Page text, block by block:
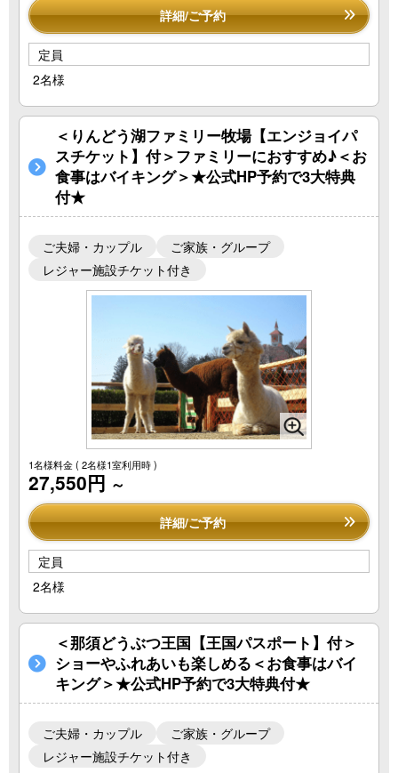
詳細/ご予約
定員
2名様
＜りんどう湖ファミリー牧場【エンジョイパ
スチケット】付＞ファミリーにおすすめ♪＜お
食事はバイキング＞★公式HP予約で3大特典
付★
ご夫婦・カップル
ご家族・グループ
レジャー施設チケット付き
1名様料金( 2名様1室利用時 )
27,550円 ～
詳細/ご予約
定員
2名様
＜那須どうぶつ王国【王国パスポート】付＞
ショーやふれあいも楽しめる＜お食事はバイ
キング＞★公式HP予約で3大特典付★
ご夫婦・カップル
ご家族・グループ
レジャー施設チケット付き